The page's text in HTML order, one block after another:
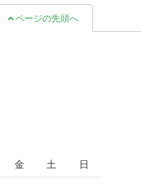
ページの先頭へ
金 土 日